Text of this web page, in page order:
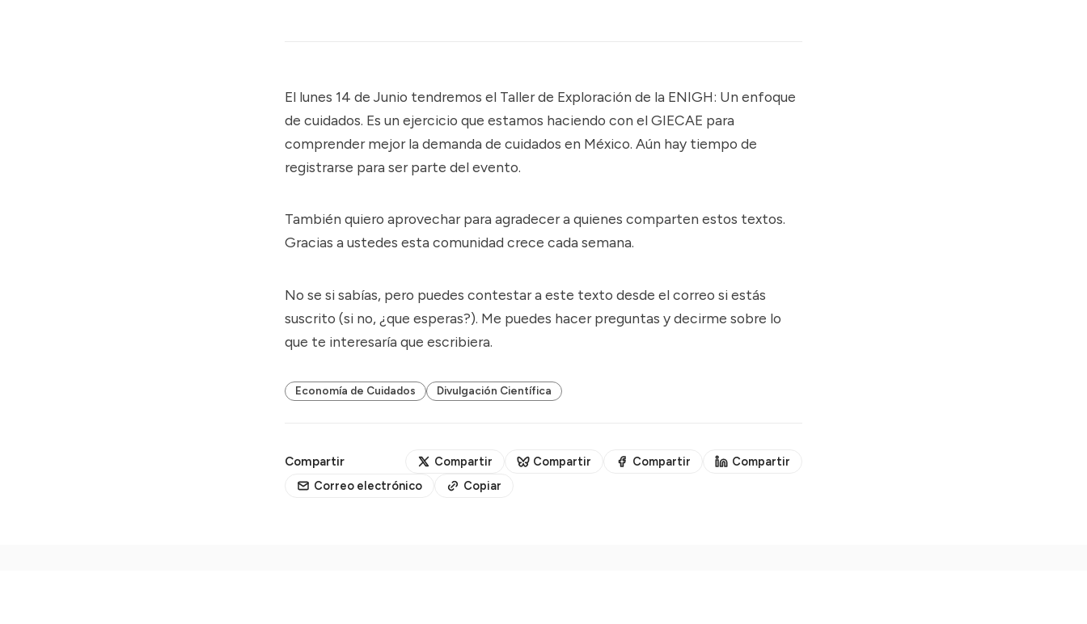
El lunes 14 de Junio tendremos el Taller de Exploración de la ENIGH: Un enfoque
de cuidados. Es un ejercicio que estamos haciendo con elGIECAE para
comprender mejor la demanda de cuidados en México. Aún hay tiempo de
registrarse para ser parte del evento.
También quiero aprovechar para agradecer a quienes comparten estos textos.
Gracias a ustedes esta comunidad crece cada semana.
No se si sabías, pero puedes contestar a este texto desde el correo si estás
suscrito (si no, ¿que esperas?). Me puedes hacer preguntas y decirme sobre lo
que te interesaría que escribiera.
Economía de Cuidados Divulgación Científica
Compartir Compartir Compartir Compartir
Compartir
Correo electrónico
Copiar